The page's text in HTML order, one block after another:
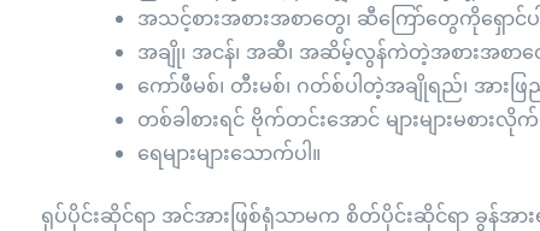
အသင့်စားအစားအစာတွေ၊ ဆီကြော်တွေကိုရှောင်ပ
အချို၊ အငန်၊ အဆီ၊ အဆိမ့်လွန်ကဲတဲ့အစားအစာတွ
ကော်ဖီမစ်၊ တီးမစ်၊ ဂတ်စ်ပါတဲ့အချိုရည်၊ အားဖြ
တစ်ခါစားရင် ဗိုက်တင်းအောင် များများမစား
ရေများများသောက်ပါ။
ရုပ်ပိုင်းဆိုင်ရာ အင်အားဖြစ်ရုံသာမက စိတ်ပိုင်းဆိုင်ရာ ခွန်